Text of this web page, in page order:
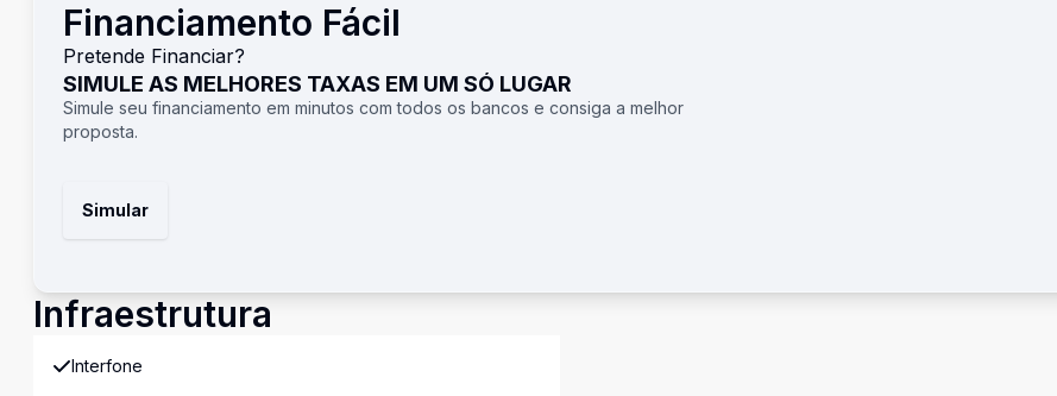
Financiamento Fácil
Pretende Financiar?
SIMULE AS MELHORES TAXAS EM UM SÓ LUGAR
Simule seu financiamento em minutos com todos os bancos e consiga a melhor
proposta.
Simular
Infraestrutura
Interfone